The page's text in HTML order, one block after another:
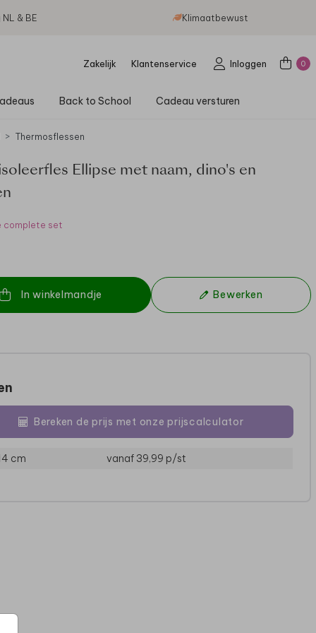
& BE Klimaatbewust
Zakelijk Klantenservice Inloggen 0
Back to School Cadeau versturen
Thermosflessen
Ellipse met naam, dino's en
complete set
In winkelmandje Bewerken
Bereken de prijs met onze prijscalculator
cm vanaf 39,99 p/st